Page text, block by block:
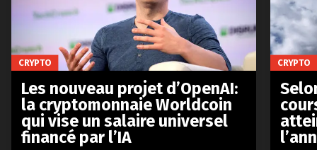
CRYPTO
Les nouveau projet d’OpenAI:
la cryptomonnaie Worldcoin
qui vise un salaire universel
financé par l’IA
CRYPTO